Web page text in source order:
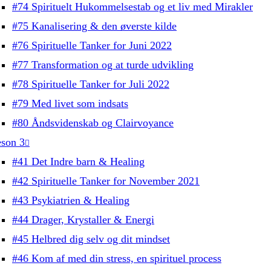
#74 Spirituelt Hukommelsestab og et liv med Mirakler
#75 Kanalisering & den øverste kilde
#76 Spirituelle Tanker for Juni 2022
#77 Transformation og at turde udvikling
#78 Spirituelle Tanker for Juli 2022
#79 Med livet som indsats
#80 Åndsvidenskab og Clairvoyance
3
#41 Det Indre barn & Healing
#42 Spirituelle Tanker for November 2021
#43 Psykiatrien & Healing
#44 Drager, Krystaller & Energi
#45 Helbred dig selv og dit mindset
#46 Kom af med din stress, en spirituel process